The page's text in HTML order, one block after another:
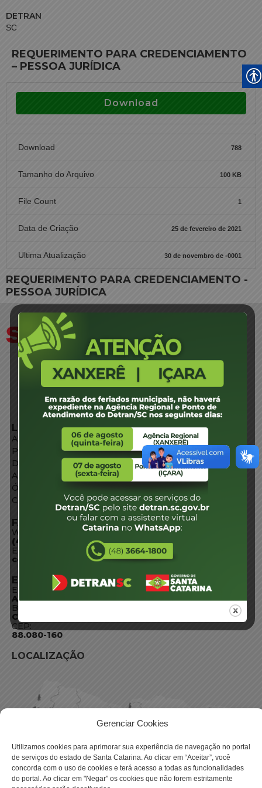
Gerenciar Cookies
Utilizamos cookies para aprimorar sua experiência de navegação no portal
de serviços do estado de Santa Catarina. Ao clicar em “Aceitar”, você
concorda com o uso de cookies e terá acesso a todas as funcionalidades
do portal. Ao clicar em "Negar" os cookies que não forem estritamente
DETRAN
SC
REQUERIMENTO PARA CREDENCIAMENTO
– PESSOA JURÍDICA
Download
Download 788
Tamanho do Arquivo 100 KB
File Count 1
Data de Criação 25 de fevereiro de 2021
Ultima Atualização 30 de novembro de -0001
REQUERIMENTO PARA CREDENCIAMENTO -
PESSOA JURÍDICA
LINKS EXTERNOS
Agência de Notícias
Portal de Serviços
Diário Oficial
Acesso à Informação
Órgãos do Governo
Conheça SC
FALE CONOSCO
WhatsApp:
(48) 3664-1800
E-mail:
centraldeinformacoes@detran.sc.gov.br
ENDEREÇO
Endereço:
Av. Almirante Tamandaré - 480
Bairro:
Coqueiros, Florianópolis SC
CEP:
88.080-160
LOCALIZAÇÃO